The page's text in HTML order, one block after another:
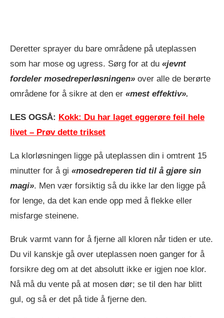
Deretter sprayer du bare områdene på uteplassen
som har mose og ugress. Sørg for at du «jevnt
fordeler mosedreperløsningen» over alle de berørte
områdene for å sikre at den er «mest effektiv».
LES OGSÅ: Kokk: Du har laget eggerøre feil hele
livet – Prøv dette trikset
La klorløsningen ligge på uteplassen din i omtrent 15
minutter for å gi «mosedreperen tid til å gjøre sin
magi». Men vær forsiktig så du ikke lar den ligge på
for lenge, da det kan ende opp med å flekke eller
misfarge steinene.
Bruk varmt vann for å fjerne all kloren når tiden er ute.
Du vil kanskje gå over uteplassen noen ganger for å
forsikre deg om at det absolutt ikke er igjen noe klor.
Nå må du vente på at mosen dør; se til den har blitt
gul, og så er det på tide å fjerne den.